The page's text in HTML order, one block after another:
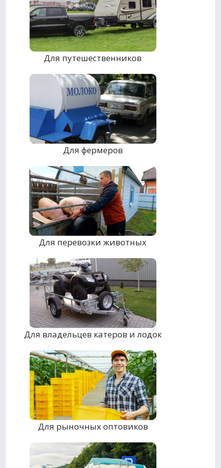
Для путешественников
Для фермеров
Для перевозки животных
Для владельцев катеров и лодок
Для рыночных оптовиков